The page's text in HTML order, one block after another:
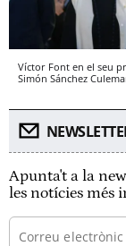
Víctor Font en el seu
Simón Sánchez
Apunta't a la
les notícies més